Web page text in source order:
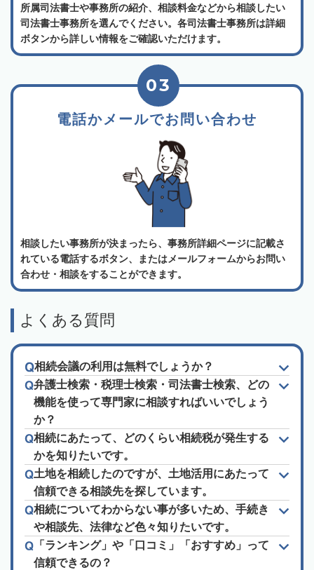
所属司法書士や事務所の紹介、相談料金などから相談したい
司法書士事務所を選んでください。各司法書士事務所は詳細
ボタンから詳しい情報をご確認いただけます。
電話かメールでお問い合わせ
03
相談したい事務所が決まったら、事務所詳細ページに記載さ
れている電話するボタン、またはメールフォームからお問い
合わせ・相談をすることができます。
よくある質問
相続会議の利用は無料でしょうか？
弁護士検索・税理士検索・司法書士検索、どの
機能を使って専門家に相談すればいいでしょう
か？
相続にあたって、どのくらい相続税が発生する
かを知りたいです。
土地を相続したのですが、土地活用にあたって
信頼できる相談先を探しています。
相続についてわからない事が多いため、手続き
や相談先、法律など色々知りたいです。
「ランキング」や「口コミ」「おすすめ」って
信頼できるの？